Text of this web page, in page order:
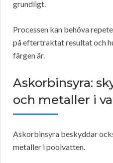
grundligt.
Processen kan behöva
på eftertraktat resultat och
färgen är.
Askorbinsyra:
och metaller i
Askorbinsyra beskyddar
metaller i poolvatten.